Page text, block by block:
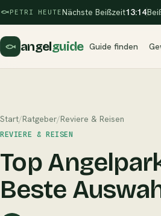
PETRI HEUTENächste Beißzeit13:14
angelguide Guide finden
Start/Ratgeber/Reviere & Reisen
REVIERE & REISEN
Top
Beste